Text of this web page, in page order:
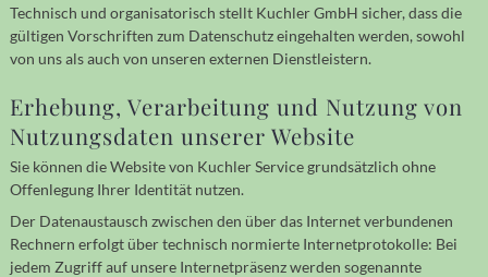
Technisch und organi­sa­torisch stellt Kuchler GmbH sicher, dass die
gülti­gen Vor­schrif­ten zum Daten­schutz ein­ge­halten werden, sowohl
von uns als auch von unseren externen Dienst­leistern.
Erhebung, Verarbeitung und Nutzung von
Nutzungs­daten unserer Website
Sie können die Website von Kuchler Service grund­sätz­lich ohne
Offen­legung Ihrer Identi­tät nutzen.
Der Datenaustausch zwischen den über das Internet ver­bunde­nen
Rechnern erfolgt über tech­nisch normierte Internet­proto­kolle: Bei
jedem Zugriff auf unsere Internet­präsenz werden soge­nannte